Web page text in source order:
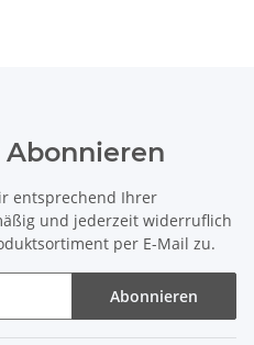
entsprechend Ihrer
und jederzeit widerruflich
per E-Mail zu.
Abonnieren